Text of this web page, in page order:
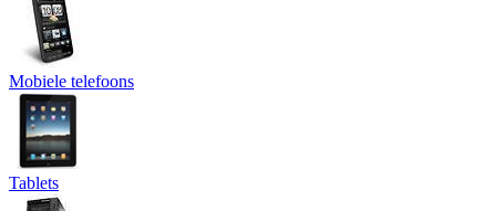
Mobiele telefoons
Tablets